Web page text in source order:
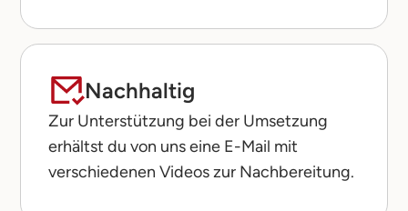
Nachhaltig
Zur Unterstützung bei der Umsetzung
erhältst du von uns eine E-Mail mit
verschiedenen Videos zur Nachbereitung.